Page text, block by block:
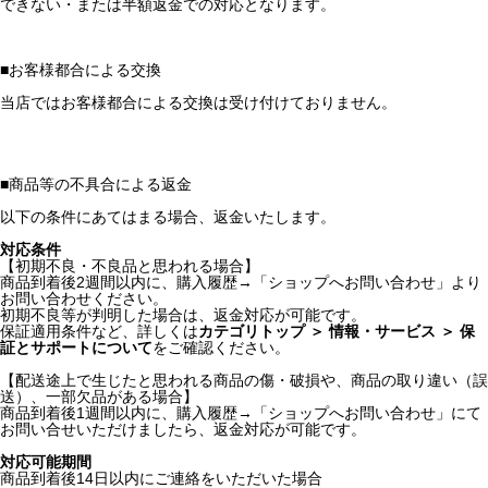
できない・または半額返金での対応となります。
■お客様都合による交換
当店ではお客様都合による交換は受け付けておりません。
■商品等の不具合による返金
以下の条件にあてはまる場合、返金いたします。
対応条件
【初期不良・不良品と思われる場合】
商品到着後2週間以内に、購入履歴→「ショップへお問い合わせ」より
お問い合わせください。
初期不良等が判明した場合は、返金対応が可能です。
保証適用条件など、詳しくはカテゴリトップ ＞ 情報・サービス ＞ 保
証とサポートについてをご確認ください。
【配送途上で生じたと思われる商品の傷・破損や、商品の取り違い（誤
送）、一部欠品がある場合】
商品到着後1週間以内に、購入履歴→「ショップへお問い合わせ」にて
お問い合せいただけましたら、返金対応が可能です。
対応可能期間
商品到着後14日以内にご連絡をいただいた場合